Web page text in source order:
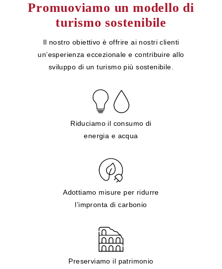
Promuoviamo un modello di
turismo sostenibile
Il nostro obiettivo è offrire ai nostri clienti
un’esperienza eccezionale e contribuire allo
sviluppo di un turismo più sostenibile.
Riduciamo il consumo di
energia e acqua
Adottiamo misure per ridurre
l’impronta di carbonio
Preserviamo il patrimonio